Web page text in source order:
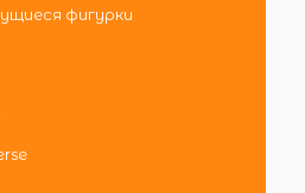
фигурки